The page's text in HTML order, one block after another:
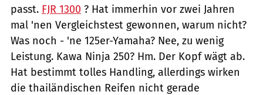
passt. FJR 1300 ? Hat immerhin vor zwei Jahren
mal 'nen Vergleichstest gewonnen, warum nicht?
Was noch - 'ne 125er-Yamaha? Nee, zu wenig
Leistung. Kawa Ninja 250? Hm. Der Kopf wägt ab.
Hat bestimmt tolles Handling, allerdings wirken
die thailändischen Reifen nicht gerade